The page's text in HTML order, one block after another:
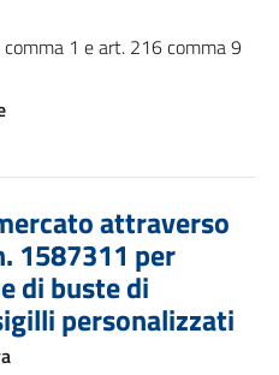
1 e art. 216 comma 9
attraverso
1587311 per
di buste di
personalizzati